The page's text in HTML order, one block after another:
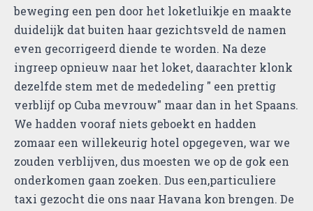
beweging een pen door het loketluikje en maakte
duidelijk dat buiten haar gezichtsveld de namen
even gecorrigeerd diende te worden. Na deze
ingreep opnieuw naar het loket, daarachter klonk
dezelfde stem met de mededeling " een prettig
verblijf op Cuba mevrouw" maar dan in het Spaans.
We hadden vooraf niets geboekt en hadden
zomaar een willekeurig hotel opgegeven, war we
zouden verblijven, dus moesten we op de gok een
onderkomen gaan zoeken. Dus een,particuliere
taxi gezocht die ons naar Havana kon brengen. De